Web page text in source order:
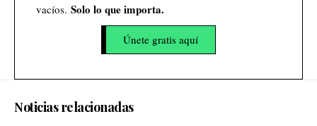
vacíos. Solo lo que importa.
Únete gratis aquí
Noticias relacionadas